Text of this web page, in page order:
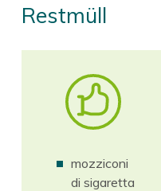
Restmüll
mozziconi
di sigaretta